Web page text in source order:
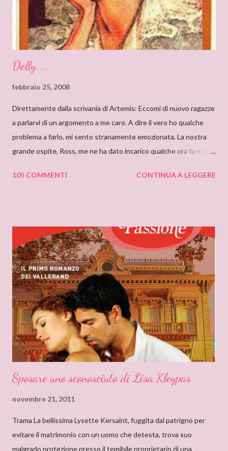
reading “Silent in the Sanctuary”, and I’ve found it very
intriguing, with a ponderous plot and a sug...
Delly....
febbraio 25, 2008
Direttamente dalla scrivania di Artemis: Eccomi di nuovo ragazze
a parlarvi di un argomento a me caro. A dire il vero ho qualche
problema a farlo, mi sento stranamente emozionata. La nostra
grande ospite, Ross, me ne ha dato incarico qualche ora fa ed io,
sensazione non saprei individuarlo, è una sensazione strana e
non erano solo favole per bambini. Quando andavo a trovare mia
zia mi soffermavo davanti ad una libreria che lei teneva nel
soggiorno e lì leggevo i titoli dei libri esposti cercando
l’ispirazione. Fu così che un giorno sfiorai con le dita la costina di
un Delly. Lo presi in prestito e iniziò così la mia conoscenza. Non
so quanto ci misi a leggerlo e non so neanche se il primo mi
piacque. So però che quando leggo il nome Delly, qua...
105 COMMENTI CONTINUA A LEGGERE
Sposare uno sconosciuto di Lisa Kleypas
novembre 21, 2011
Trama La bellissima Lysette Kersaint, fuggita dal patrigno per
evitare il matrimonio con un uomo che detesta, trova suo
malgrado protezione presso il temibile proprietario di una